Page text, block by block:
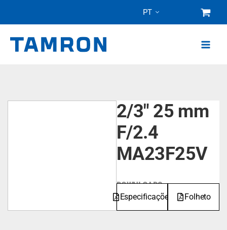
conteúdo
PT
2/3" 25 mm
F/2.4
MA23F25V
DOWNLOADS
Especificações Folheto